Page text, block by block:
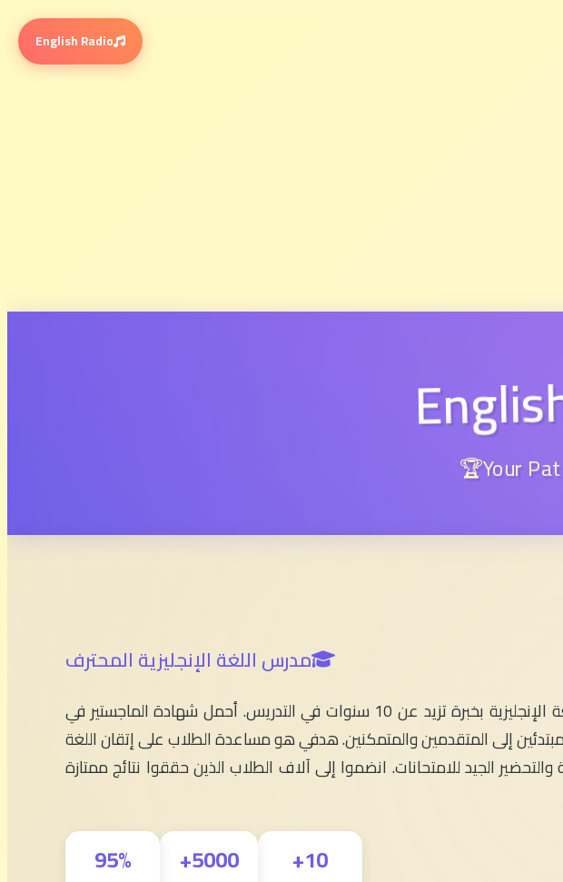
English Radio
مدرس اللغة الإنجليزية المحترف
مرحباً بكم في English With Simo! أنا الأستاذ سيمو، مدرس اللغة الإنجليزية بخبرة تزيد عن 10 سنوات في التدريس. أحمل شهادة الماجستير في
إلى المتقدمين والمتمكنين. هدفي هو مساعدة الطلاب على إتقان اللغة
الجيد للامتحانات. انضموا إلى آلاف الطلاب الذين حققوا نتائج ممتازة
10+
5000+
95%